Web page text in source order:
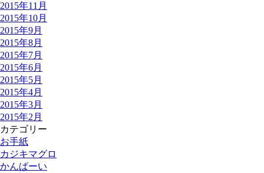
2015年11月
2015年10月
2015年9月
2015年8月
2015年7月
2015年6月
2015年5月
2015年4月
2015年3月
2015年2月
カテゴリー
お手紙
カジキマグロ
かんぱーい